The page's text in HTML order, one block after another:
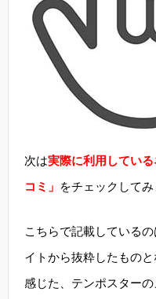
次は実際に利用してい
コミ」 をチェックしてみ
こちらで記載している
イトから抜粋したもの
感じた、テンポスター